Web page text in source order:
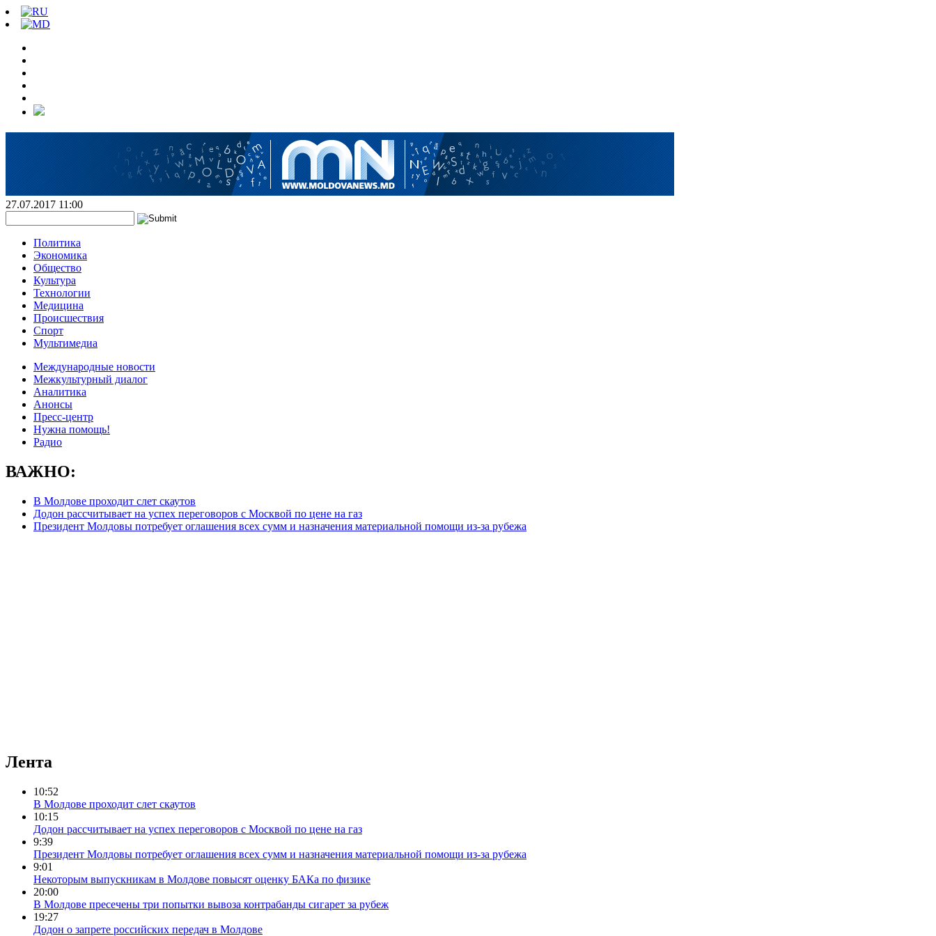
27.07.2017 11:00
Политика
Экономика
Общество
Культура
Технологии
Медицина
Происшествия
Спорт
Мультимедиа
Международные новости
Межкультурный диалог
Аналитика
Анонсы
Пресс-центр
Нужна помощь!
Радио
ВАЖНО:
В Молдове проходит слет скаутов
Додон рассчитывает на успех переговоров с Москвой по цене на газ
Президент Молдовы потребует оглашения всех сумм и назначения материальной помощи из-за рубежа
Лента
10:52
В Молдове проходит слет скаутов
10:15
Додон рассчитывает на успех переговоров с Москвой по цене на газ
9:39
Президент Молдовы потребует оглашения всех сумм и назначения материальной помощи из-за рубежа
9:01
Некоторым выпускникам в Молдове повысят оценку БАКа по физике
20:00
В Молдове пресечeны три попытки вывоза контрабанды сигарет за рубеж
19:27
Додон о запрете российских передач в Молдове